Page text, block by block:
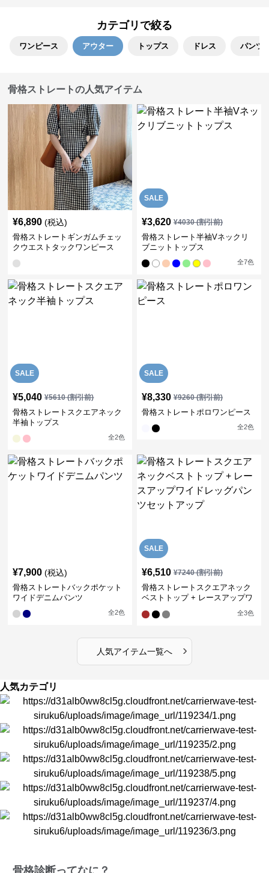
カテゴリで絞る
ワンピース アウター トップス ドレス パンツ
骨格ストレートの人気アイテム
¥6,890 (税込)
骨格ストレートギンガムチェッ
クウエストタックワンピース
SALE
¥3,620 ¥4030(割引前)
骨格ストレート半袖Vネックリ
ブニットトップス
全7色
SALE
¥5,040 ¥5610(割引前)
骨格ストレートスクエアネック
半袖トップス
全2色
SALE
¥8,330 ¥9260(割引前)
骨格ストレートポロワンピース
全2色
¥7,900 (税込)
骨格ストレートバックポケット
ワイドデニムパンツ
全2色
SALE
¥6,510 ¥7240(割引前)
骨格ストレートスクエアネック
ベストトップ + レースアップワ
イドレッグパンツセットアップ
全3色
人気アイテム一覧へ ›
人気カテゴリ
骨格診断ってなに？